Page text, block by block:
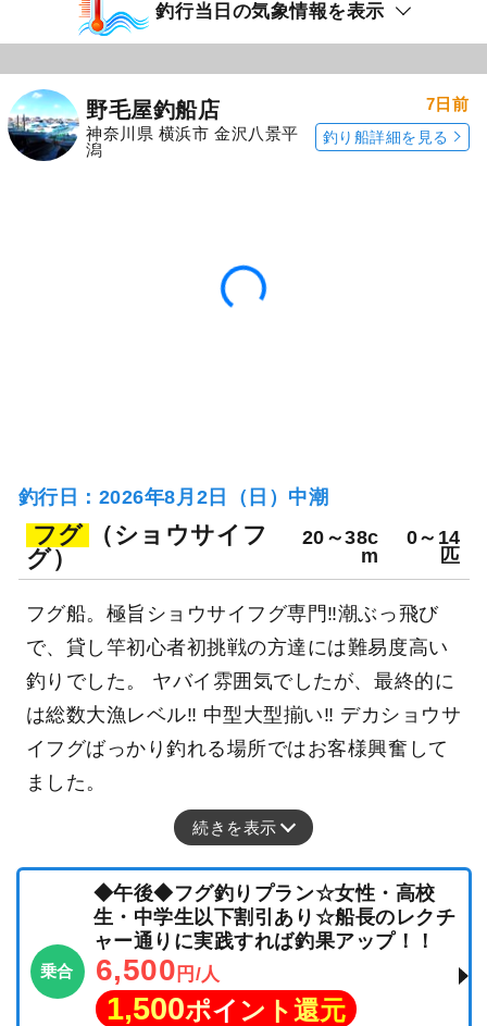
釣行当日の気象情報を表示
野毛屋釣船店
神奈川県 横浜市 金沢八景平
潟
7日前
釣り船詳細を見る
釣行日：2026年8月2日（日）中潮
フグ
（ショウサイフ
グ）
20～38c
m
0～14
匹
フグ船。極旨ショウサイフグ専門‼潮ぶっ飛び
で、貸し竿初心者初挑戦の方達には難易度高い
釣りでした。 ヤバイ雰囲気でしたが、最終的に
は総数大漁レベル‼ 中型大型揃い‼ デカショウサ
イフグばっかり釣れる場所ではお客様興奮して
ました。
続きを表示
乗合
◆午後◆フグ釣りプラン☆女性・高校
生・中学生以下割引あり☆船長のレクチ
ャー通りに実践すれば釣果アップ！！
6,500 円/人
1,500ポイント還元